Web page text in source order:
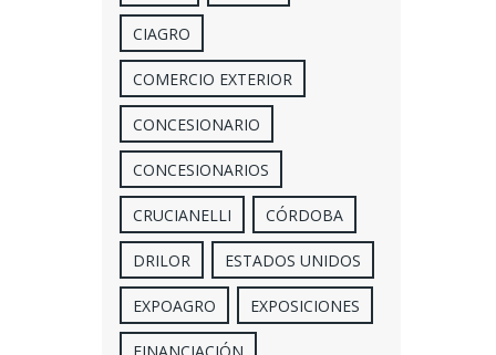
CIAGRO
COMERCIO EXTERIOR
CONCESIONARIO
CONCESIONARIOS
CRUCIANELLI CÓRDOBA
DRILOR ESTADOS UNIDOS
EXPOAGRO EXPOSICIONES
FINANCIACIÓN